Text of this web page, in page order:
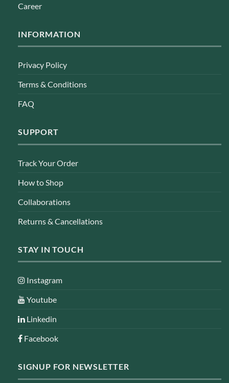
Career
INFORMATION
Privacy Policy
Terms & Conditions
FAQ
SUPPORT
Track Your Order
How to Shop
Collaborations
Returns & Cancellations
STAY IN TOUCH
Instagram
Youtube
Linkedin
Facebook
SIGNUP FOR NEWSLETTER